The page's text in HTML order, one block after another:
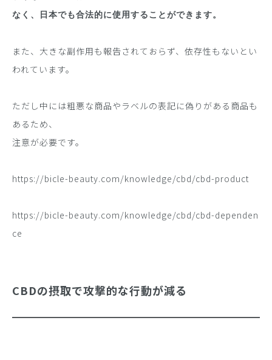
なく、日本でも合法的に使用することができます。
また、大きな副作用も報告されておらず、依存性もないとい
われています。
ただし中には粗悪な商品やラベルの表記に偽りがある商品も
あるため、
注意が必要です。
https://bicle-beauty.com/knowledge/cbd/cbd-product
https://bicle-beauty.com/knowledge/cbd/cbd-dependen
ce
CBDの摂取で攻撃的な行動が減る